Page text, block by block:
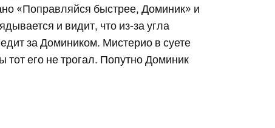
«Поправляйся быстрее, Доминик» и
и видит, что из-за угла
за Домиником. Мистерио в суете
тот его не трогал. Попутно Доминик